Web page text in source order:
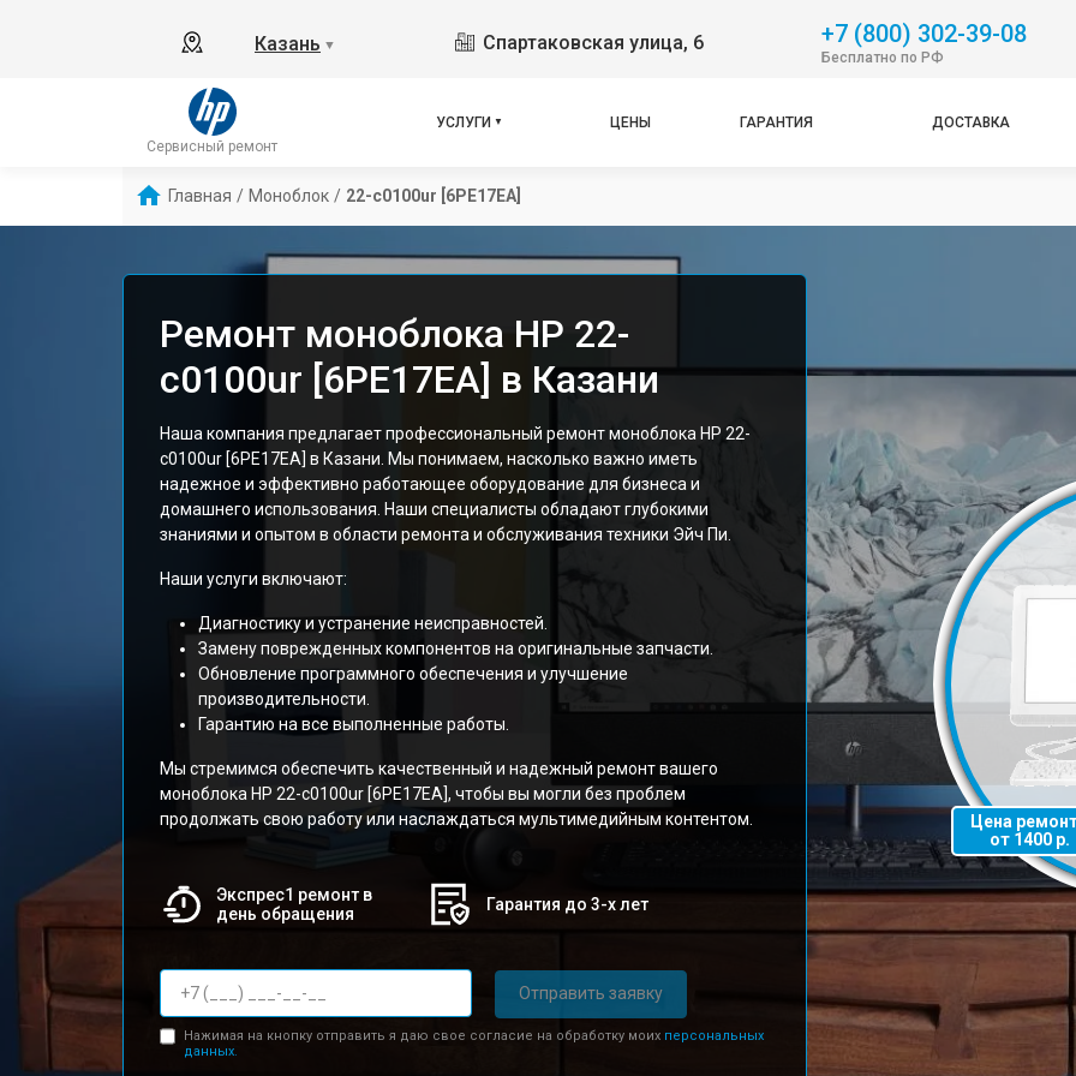
Казань ▼ Спартаковская улица, 6 +7 (800) 302-39-08
Бесплатно по РФ
Сервисный ремонт
УСЛУГИ ЦЕНЫ ГАРАНТИЯ ДОСТАВКА
Главная / Моноблок / 22-c0100ur [6PE17EA]
Ремонт моноблока HP 22-
c0100ur [6PE17EA] в Казани
Наша компания предлагает профессиональный ремонт моноблока HP 22-
c0100ur [6PE17EA] в Казани. Мы понимаем, насколько важно иметь
надежное и эффективно работающее оборудование для бизнеса и
домашнего использования. Наши специалисты обладают глубокими
знаниями и опытом в области ремонта и обслуживания техники Эйч Пи.
Наши услуги включают:
Диагностику и устранение неисправностей.
Замену поврежденных компонентов на оригинальные запчасти.
Обновление программного обеспечения и улучшение
производительности.
Гарантию на все выполненные работы.
Мы стремимся обеспечить качественный и надежный ремонт вашего
моноблока HP 22-c0100ur [6PE17EA], чтобы вы могли без проблем
продолжать свою работу или наслаждаться мультимедийным контентом.
Экспрес1 ремонт в
день обращения
Гарантия до 3-х лет
Отправить заявку
Нажимая на кнопку отправить я даю свое согласие на обработку моих персональных
данных.
Цена
от 1400 р.